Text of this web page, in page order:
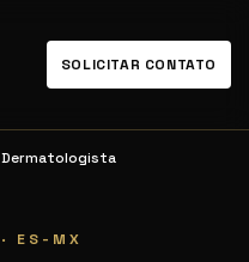
SOLICITAR CONTATO
Dermatologista
· ES-MX